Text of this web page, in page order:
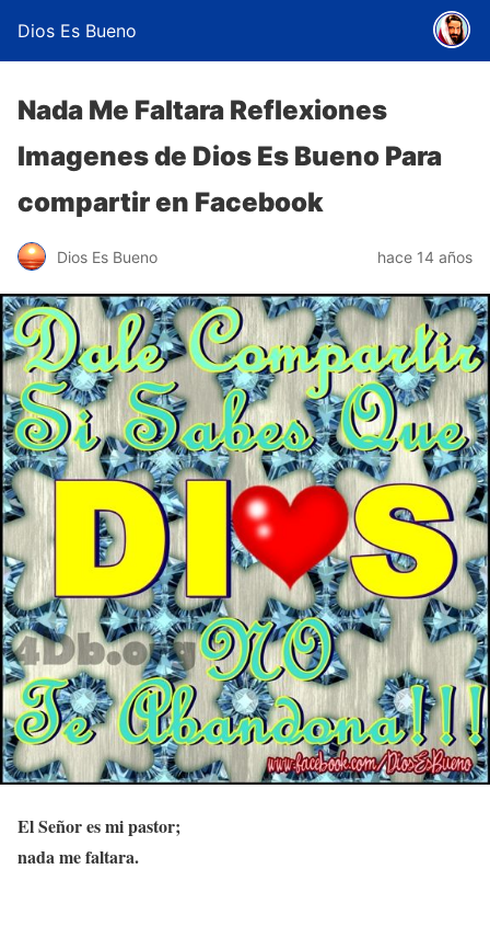
Dios Es Bueno
Nada Me Faltara Reflexiones
Imagenes de Dios Es Bueno Para
compartir en Facebook
Dios Es Bueno hace 14 años
El Señor es mi pastor;
nada me faltara.